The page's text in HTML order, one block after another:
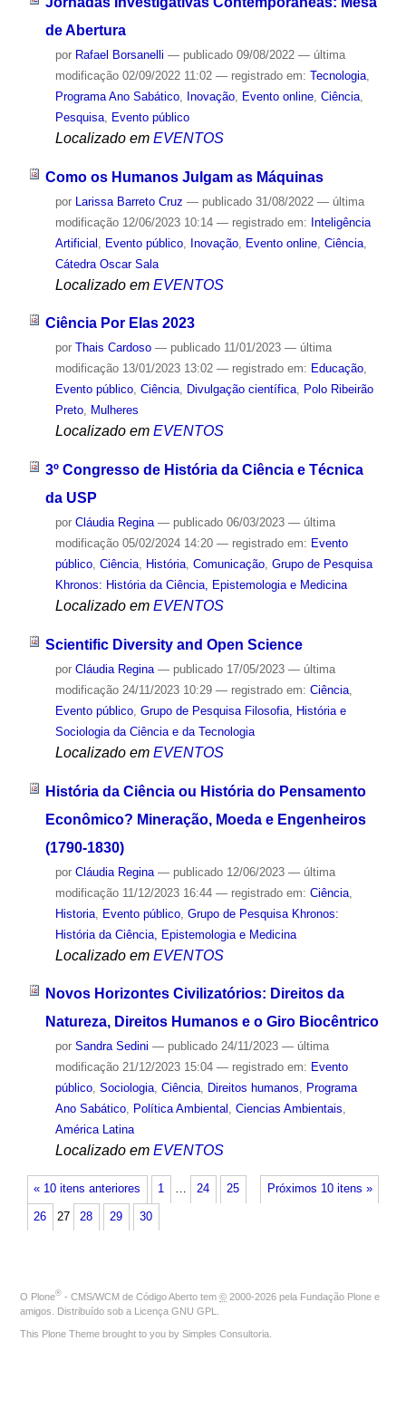
de Abertura
por Rafael Borsanelli — publicado09/08/2022 — última
modificação02/09/2022 11:02 — registrado em: Tecnologia,
Programa Ano Sabático, Inovação, Evento online, Ciência,
Pesquisa, Evento público
Localizado em EVENTOS
Como os Humanos Julgam as Máquinas
por Larissa Barreto Cruz — publicado31/08/2022 — última
modificação12/06/2023 10:14 — registrado em: Inteligência
Artificial
Evento público, Inovação, Evento online, Ciência,
Cátedra Oscar Sala
Localizado em EVENTOS
Ciência Por Elas 2023
por Thais Cardoso — publicado11/01/2023 — última
modificação13/01/2023 13:02 — registrado em: Educação,
Evento público, Ciência, Divulgação científica, Polo Ribeirão
Preto, Mulheres
Localizado em EVENTOS
3º Congresso de História da Ciência e Técnica
da USP
por Cláudia Regina — publicado06/03/2023 — última
modificação05/02/2024 14:20 — registrado em: Evento
público, Ciência, História, Comunicação, Grupo de Pesquisa
Khronos: História da Ciência, Epistemologia e Medicina
Localizado em EVENTOS
Scientific Diversity and Open Science
por Cláudia Regina — publicado17/05/2023 — última
modificação24/11/2023 10:29 — registrado em: Ciência,
Evento público, Grupo de Pesquisa Filosofia, História e
Sociologia da Ciência e da Tecnologia
Localizado em EVENTOS
História da Ciência ou História do Pensamento
Econômico? Mineração, Moeda e Engenheiros
(1790-1830)
por Cláudia Regina — publicado12/06/2023 — última
modificação11/12/2023 16:44 — registrado em: Ciência,
Historia, Evento público, Grupo de Pesquisa Khronos:
História da Ciência, Epistemologia e Medicina
Localizado em EVENTOS
Novos Horizontes Civilizatórios: Direitos da
Natureza, Direitos Humanos e o Giro Biocêntrico
por Sandra Sedini — publicado24/11/2023 — última
modificação21/12/2023 15:04 — registrado em: Evento
público, Sociologia, Ciência, Direitos humanos, Programa
Ano Sabático, Política Ambiental , Ciencias Ambientais,
América Latina
Localizado em EVENTOS
« 10 itens anteriores Próximos 10 itens »
1 … 24 25
26 27 28 29 30
O Plone® - CMS/WCM de Código Aberto tem © 2000-2026 pela Fundação Plone e
amigos. Distribuído sob a Licença GNU GPL
This Plone Theme brought to you by Simples Consultoria